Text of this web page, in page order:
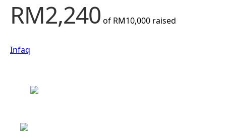
RM2,240 of RM10,000 raised
Infaq